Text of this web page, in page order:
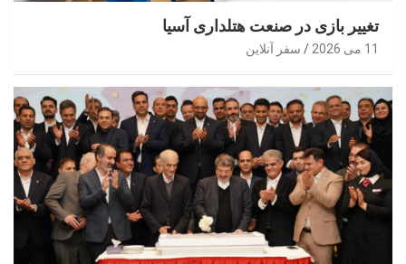
تغییر بازی در صنعت هتلداری آسیا
11 می 2026 سفر آنلاین